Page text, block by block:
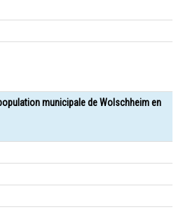
municipale de Wolschheim en